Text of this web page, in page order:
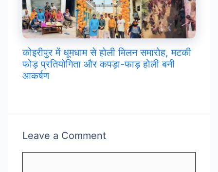
कोइरीपुर में धूमधाम से होली मिलन समारोह, मटकी
फोड़ प्रतियोगिता और कपड़ा-फाड़ होली बनी
आकर्षण
Leave a Comment